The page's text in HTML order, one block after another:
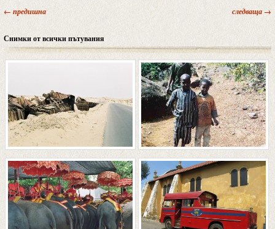
← предишна следваща →
Снимки от всички пътувания